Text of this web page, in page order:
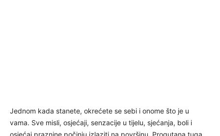
Jednom kada stanete, okrećete se sebi i onome što je u
vama. Sve misli, osjećaji, senzacije u tijelu, sjećanja, boli i
osjećaj praznine počinju izlaziti na površinu. Progutana tuga